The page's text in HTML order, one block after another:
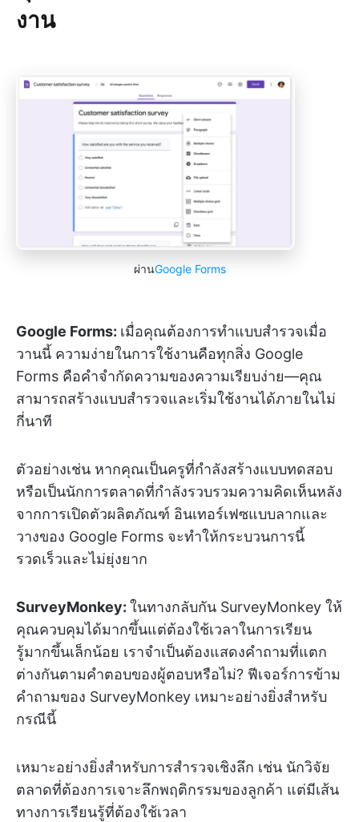
งาน
ผ่านGoogle Forms
Google Forms: เมื่อคุณต้องการทำแบบสำรวจเมื่อ
วานนี้ ความง่ายในการใช้งานคือทุกสิ่ง Google
Forms คือคำจำกัดความของความเรียบง่าย—คุณ
สามารถสร้างแบบสำรวจและเริ่มใช้งานได้ภายในไม่
กี่นาที
ตัวอย่างเช่น หากคุณเป็นครูที่กำลังสร้างแบบทดสอบ
หรือเป็นนักการตลาดที่กำลังรวบรวมความคิดเห็นหลัง
จากการเปิดตัวผลิตภัณฑ์ อินเทอร์เฟซแบบลากและ
วางของ Google Forms จะทำให้กระบวนการนี้
รวดเร็วและไม่ยุ่งยาก
SurveyMonkey: ในทางกลับกัน SurveyMonkey ให้
คุณควบคุมได้มากขึ้นแต่ต้องใช้เวลาในการเรียน
รู้มากขึ้นเล็กน้อย เราจำเป็นต้องแสดงคำถามที่แตก
ต่างกันตามคำตอบของผู้ตอบหรือไม่? ฟีเจอร์การข้าม
คำถามของ SurveyMonkey เหมาะอย่างยิ่งสำหรับ
กรณีนี้
เหมาะอย่างยิ่งสำหรับการสำรวจเชิงลึก เช่น นักวิจัย
ตลาดที่ต้องการเจาะลึกพฤติกรรมของลูกค้า แต่มีเส้น
ทางการเรียนรู้ที่ต้องใช้เวลา